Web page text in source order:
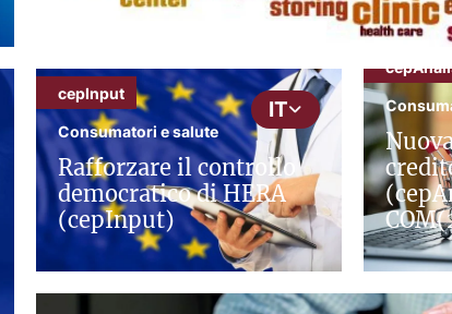
IT
cepInput
Consumatori e salute
Rafforzare il controllo
democratico di HERA
(cepInput)